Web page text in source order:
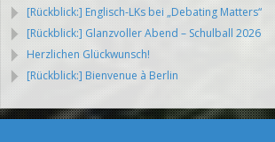
[Rückblick:] Englisch-LKs bei „Debating Matters“
[Rückblick:] Glanzvoller Abend – Schulball 2026
Herzlichen Glückwunsch!
[Rückblick:] Bienvenue à Berlin